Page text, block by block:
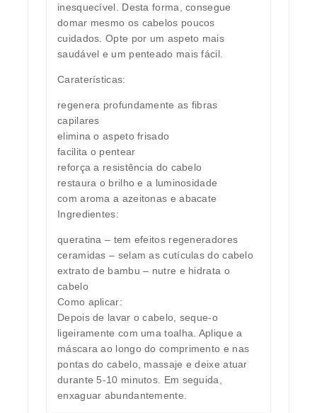
inesquecível. Desta forma, consegue
domar mesmo os cabelos poucos
cuidados. Opte por um aspeto mais
saudável e um penteado mais fácil.
Caraterísticas:
regenera profundamente as fibras
capilares
elimina o aspeto frisado
facilita o pentear
reforça a resistência do cabelo
restaura o brilho e a luminosidade
com aroma a azeitonas e abacate
Ingredientes:
queratina – tem efeitos regeneradores
ceramidas – selam as cutículas do cabelo
extrato de bambu – nutre e hidrata o
cabelo
Como aplicar:
Depois de lavar o cabelo, seque-o
ligeiramente com uma toalha. Aplique a
máscara ao longo do comprimento e nas
pontas do cabelo, massaje e deixe atuar
durante 5-10 minutos. Em seguida,
enxaguar abundantemente.